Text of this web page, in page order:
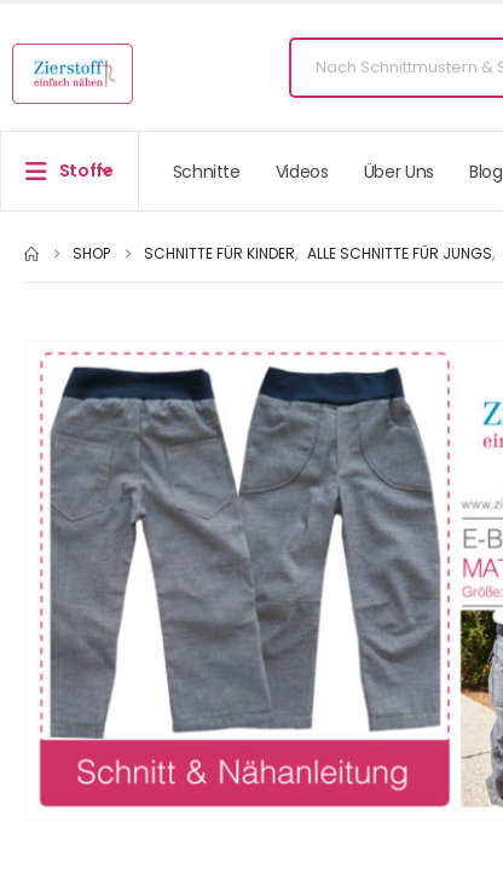
Stoffe Schnitte Videos Über Uns Blog
SHOP SCHNITTE FÜR KINDER, ALLE SCHNITTE FÜR JUNGS,